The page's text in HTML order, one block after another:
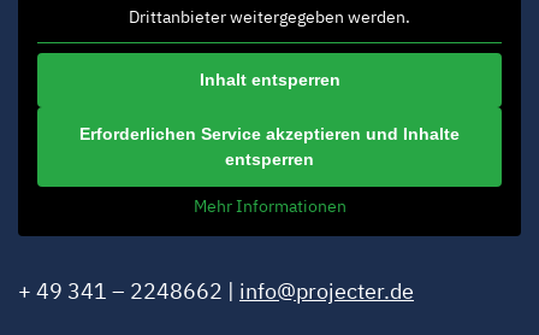
Drittanbieter weitergegeben werden.
Inhalt entsperren
Erforderlichen Service akzeptieren und Inhalte
entsperren
Mehr Informationen
+ 49 341 – 2248662 | info@projecter.de